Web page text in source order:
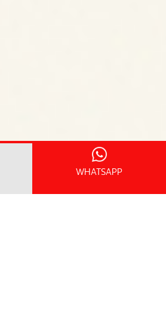
WHATSAPP